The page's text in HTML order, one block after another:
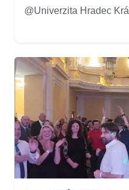
@Univerzita Hradec